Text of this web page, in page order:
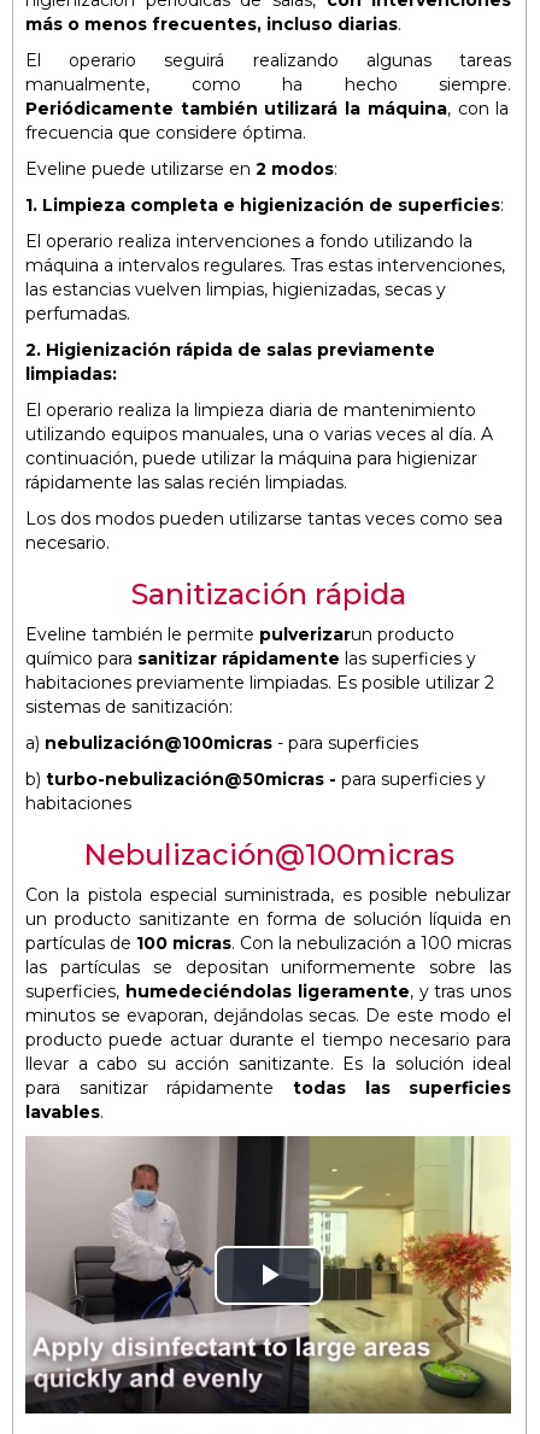
más o menos frecuentes, incluso diarias.
El operario seguirá realizando algunas tareas
manualmente, como ha hecho siempre.
Periódicamente también utilizará la máquina, con la
frecuencia que considere óptima.
Eveline puede utilizarse en 2 modos:
1. Limpieza completa e higienización de superficies:
El operario realiza intervenciones a fondo utilizando la
máquina a intervalos regulares. Tras estas intervenciones,
las estancias vuelven limpias, higienizadas, secas y
perfumadas.
2. Higienización rápida de salas previamente
limpiadas:
El operario realiza la limpieza diaria de mantenimiento
utilizando equipos manuales, una o varias veces al día. A
continuación, puede utilizar la máquina para higienizar
rápidamente las salas recién limpiadas.
Los dos modos pueden utilizarse tantas veces como sea
necesario.
Sanitización rápida
Eveline también le permite pulverizarun producto
químico para sanitizar rápidamente las superficies y
habitaciones previamente limpiadas. Es posible utilizar 2
sistemas de sanitización:
a) nebulización@100micras - para superficies
b) turbo-nebulización@50micras - para superficies y
habitaciones
Nebulización@100micras
Con la pistola especial suministrada, es posible nebulizar
un producto sanitizante en forma de solución líquida en
partículas de 100 micras. Con la nebulización a 100 micras
las partículas se depositan uniformemente sobre las
superficies, humedeciéndolas ligeramente, y tras unos
minutos se evaporan, dejándolas secas. De este modo el
producto puede actuar durante el tiempo necesario para
llevar a cabo su acción sanitizante. Es la solución ideal
para sanitizar rápidamente todas las superficies
lavables.
Play
Video